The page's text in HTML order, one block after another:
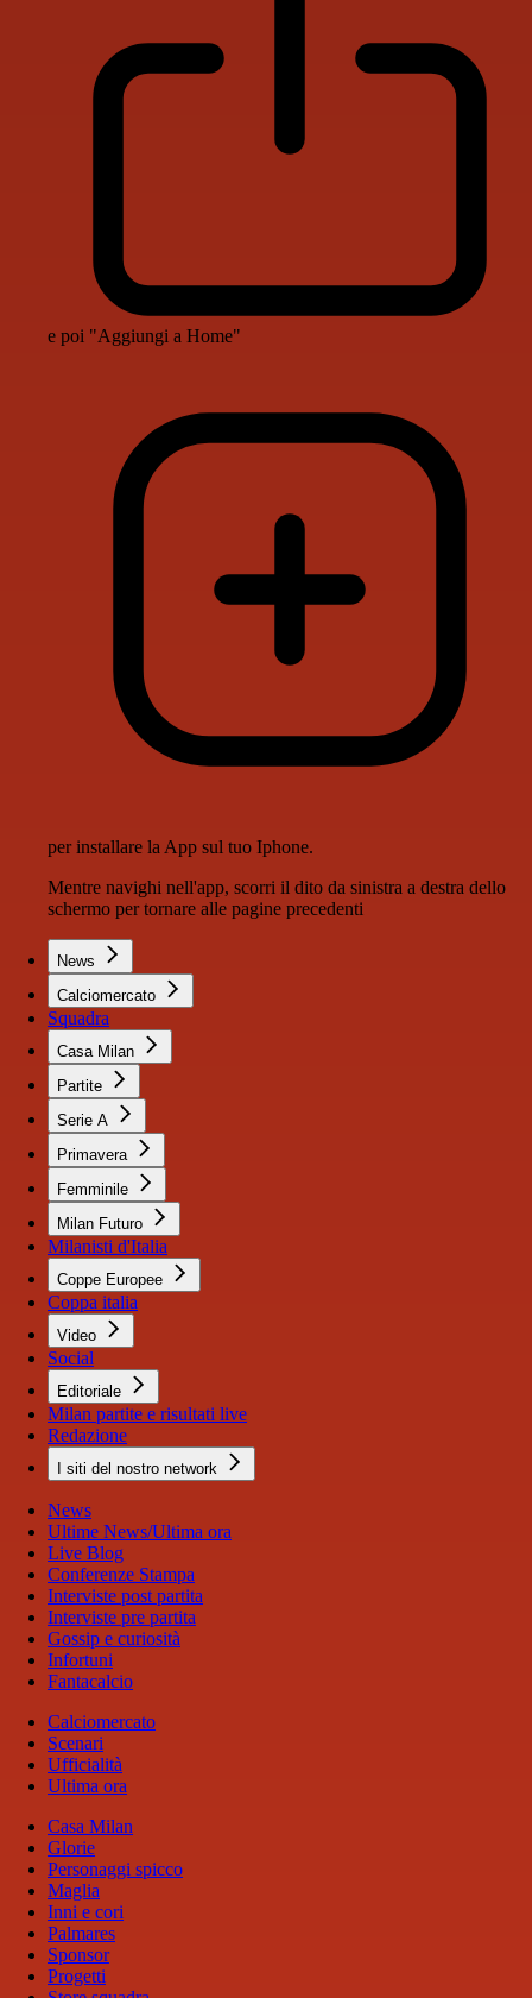
e poi "Aggiungi a Home"
per installare la App sul tuo Iphone.
Mentre navighi nell'app, scorri il dito da sinistra a destra dello
schermo per tornare alle pagine precedenti
News
Calciomercato
Squadra
Casa Milan
Partite
Serie A
Primavera
Femminile
Milan Futuro
Milanisti d'Italia
Coppe Europee
Coppa italia
Video
Social
Editoriale
Milan partite e risultati live
Redazione
I siti del nostro network
News
Ultime News/Ultima ora
Live Blog
Conferenze Stampa
Interviste post partita
Interviste pre partita
Gossip e curiosità
Infortuni
Fantacalcio
Calciomercato
Scenari
Ufficialità
Ultima ora
Casa Milan
Glorie
Personaggi spicco
Maglia
Inni e cori
Palmares
Sponsor
Progetti